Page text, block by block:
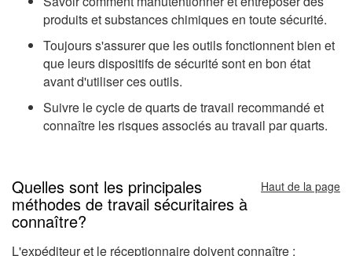
produits et substances chimiques en toute sécurité.
Toujours s'assurer que les outils fonctionnent bien et
que leurs dispositifs de sécurité sont en bon état
avant d'utiliser ces outils.
Suivre le cycle de quarts de travail recommandé et
connaître les risques associés au travail par quarts.
Quelles sont les principales
méthodes de travail sécuritaires à
connaître?
Haut de la page
L'expéditeur et le réceptionnaire doivent connaître :